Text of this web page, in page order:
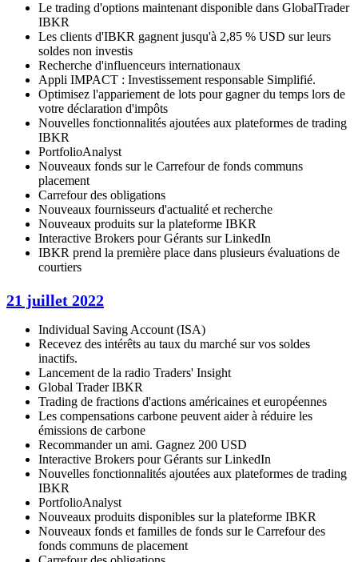
Le trading d'options maintenant disponible dans GlobalTrader
IBKR
Les clients d'IBKR gagnent jusqu'à 2,85 % USD sur leurs
soldes non investis
Recherche d'influenceurs internationaux
Appli IMPACT : Investissement responsable Simplifié.
Optimisez l'appariement de lots pour gagner du temps lors de
votre déclaration d'impôts
Nouvelles fonctionnalités ajoutées aux plateformes de trading
IBKR
PortfolioAnalyst
Nouveaux fonds sur le Carrefour de fonds communs
placement
Carrefour des obligations
Nouveaux fournisseurs d'actualité et recherche
Nouveaux produits sur la plateforme IBKR
Interactive Brokers pour Gérants sur LinkedIn
IBKR prend la première place dans plusieurs évaluations de
courtiers
21 juillet 2022
Individual Saving Account (ISA)
Recevez des intérêts au taux du marché sur vos soldes
inactifs.
Lancement de la radio Traders' Insight
Global Trader IBKR
Trading de fractions d'actions américaines et européennes
Les compensations carbone peuvent aider à réduire les
émissions de carbone
Recommander un ami. Gagnez 200 USD
Interactive Brokers pour Gérants sur LinkedIn
Nouvelles fonctionnalités ajoutées aux plateformes de trading
IBKR
PortfolioAnalyst
Nouveaux produits disponibles sur la plateforme IBKR
Nouveaux fonds et familles de fonds sur le Carrefour des
fonds communs de placement